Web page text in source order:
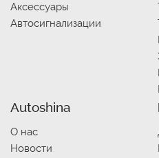
Аксессуары
Автосигнализации
Autoshina
О нас
Новости